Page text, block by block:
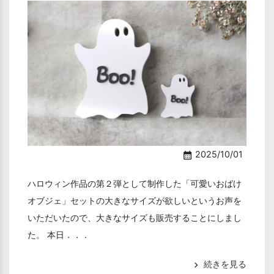
calendar_month 2025/10/01
ハロウィン作品の第２弾として制作した「可愛いおばけ
オブジェ」セットの大きなサイズが欲しいというお声を
いただいたので、大きなサイズも販売することにしまし
た。 本日．．．
chevron_right 続きを見る